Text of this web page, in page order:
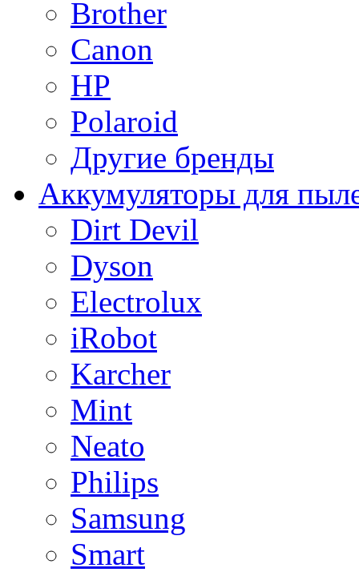
Brother
Canon
HP
Polaroid
Другие бренды
Аккумуляторы для
Dirt Devil
Dyson
Electrolux
iRobot
Karcher
Mint
Neato
Philips
Samsung
Smart